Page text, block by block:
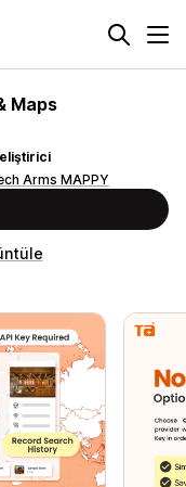
Maps
Arms MAPPY